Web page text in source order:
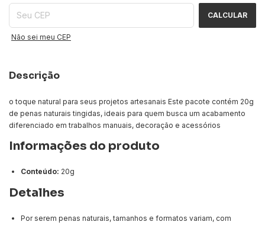
CALCULAR
Não sei meu CEP
Descrição
o toque natural para seus projetos artesanais Este pacote contém 20g
de penas naturais tingidas, ideais para quem busca um acabamento
diferenciado em trabalhos manuais, decoração e acessórios
Informações do produto
Conteúdo: 20g
Detalhes
Por serem penas naturais, tamanhos e formatos variam, com